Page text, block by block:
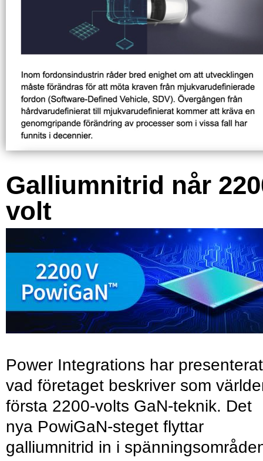
Galliumnitrid når
volt
Power Integrations har presenterat
vad företaget beskriver som
första 2200-volts GaN-teknik. Det
nya PowiGaN-steget flyttar
galliumnitrid in i